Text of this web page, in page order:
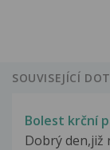
SOUVISEJÍCÍ
Bolest krční
Dobrý den,již